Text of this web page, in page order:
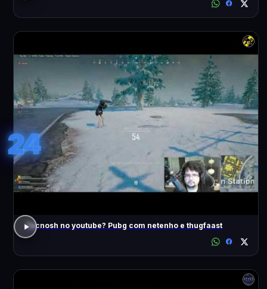
24
Tecnosh no youtube? Pubg com netenho e thugfaast